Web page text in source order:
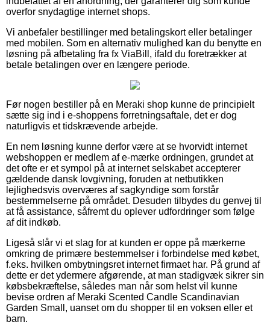
overfor snydagtige internet shops.
Vi anbefaler bestillinger med betalingskort eller betalinger
med mobilen. Som en alternativ mulighed kan du benytte en
løsning på afbetaling fra fx ViaBill, ifald du foretrækker at
betale betalingen over en længere periode.
Før nogen bestiller på en Meraki shop kunne de principielt
sætte sig ind i e-shoppens forretningsaftale, det er dog
naturligvis et tidskrævende arbejde.
En nem løsning kunne derfor være at se hvorvidt internet
webshoppen er medlem af e-mærke ordningen, grundet at
det ofte er et sympol på at internet selskabet accepterer
gældende dansk lovgivning, foruden at netbutikken
lejlighedsvis overværes af sagkyndige som forstår
bestemmelserne på området. Desuden tilbydes du genvej til
at få assistance, såfremt du oplever udfordringer som følge
af dit indkøb.
Ligeså slår vi et slag for at kunden er oppe på mærkerne
omkring de primære bestemmelser i forbindelse med købet,
f.eks. hvilken ombytningsret internet firmaet har. På grund af
dette er det ydermere afgørende, at man stadigvæk sikrer sin
købsbekræftelse, således man når som helst vil kunne
bevise ordren af Meraki Scented Candle Scandinavian
Garden Small, uanset om du shopper til en voksen eller et
barn.